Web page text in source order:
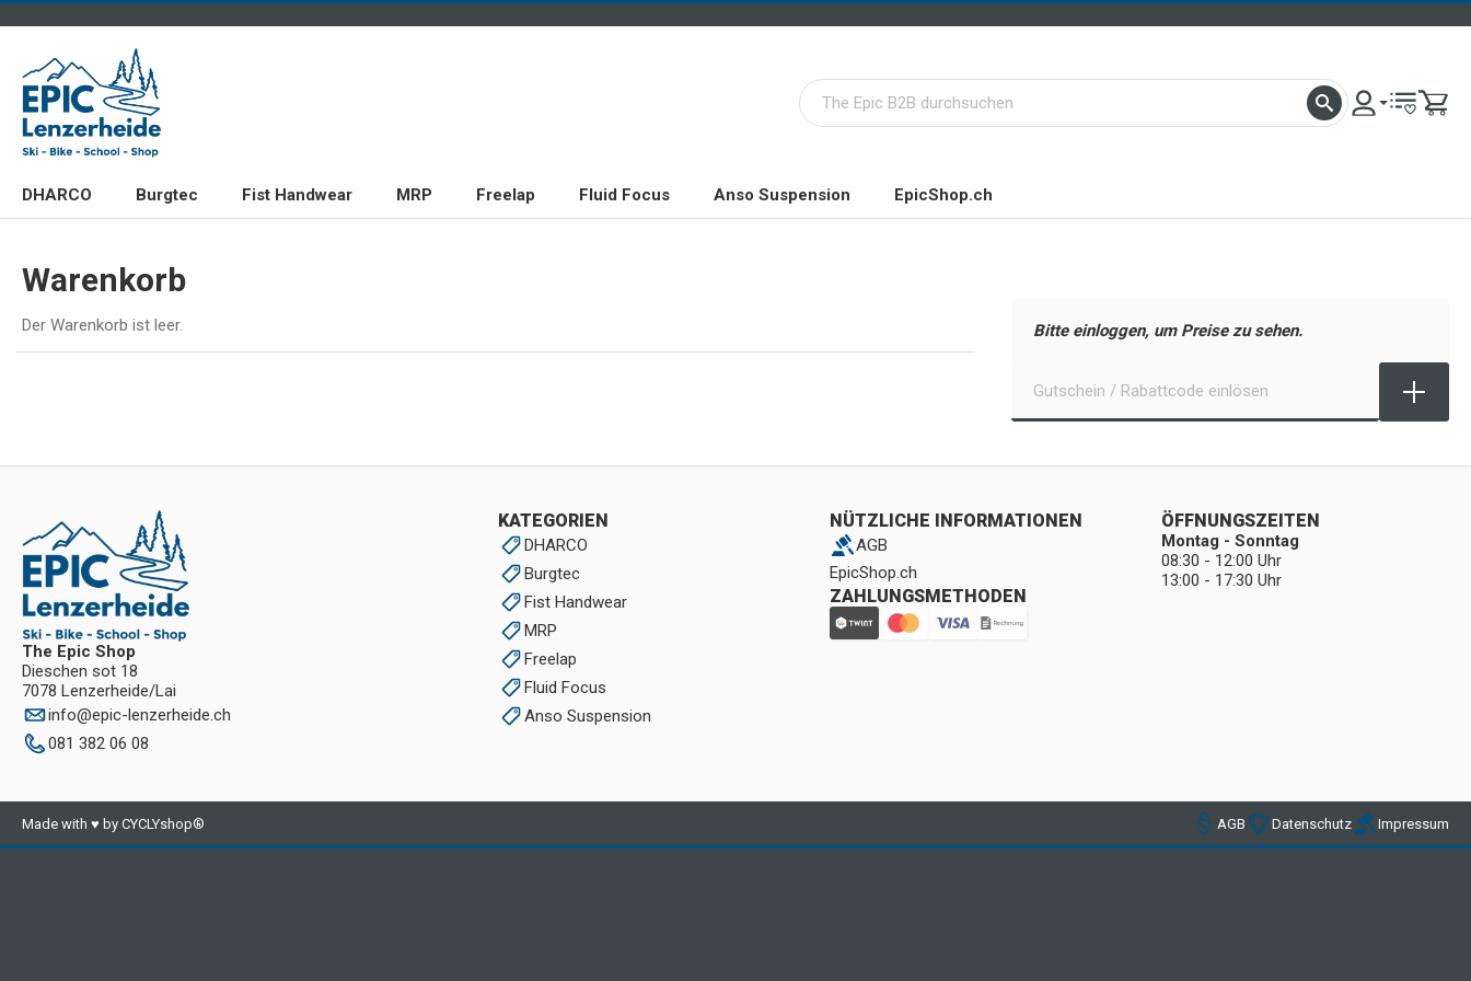
DHARCO Burgtec Fist Handwear MRP Freelap Fluid Focus Anso Suspension EpicShop.ch
Warenkorb
Der Warenkorb ist leer. Bitte einloggen, um Preise zu sehen.
The Epic Shop
Dieschen sot 18
7078 Lenzerheide/Lai
info@epic-lenzerheide.ch
081 382 06 08
KATEGORIEN
DHARCO
Burgtec
Fist Handwear
MRP
Freelap
Fluid Focus
Anso Suspension
NÜTZLICHE INFORMATIONEN
AGB
EpicShop.ch
ZAHLUNGSMETHODEN
ÖFFNUNGSZEITEN
Montag - Sonntag
08:30 - 12:00 Uhr
13:00 - 17:30 Uhr
Made with ♥ by CYCLYshop® AGB Datenschutz Impressum